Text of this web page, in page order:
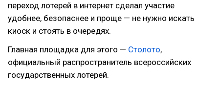
переход лотерей в интернет сделал участие
удобнее, безопаснее и проще — не нужно искать
киоск и стоять в очередях.
Главная площадка для этого — Столото,
официальный распространитель всероссийских
государственных лотерей.